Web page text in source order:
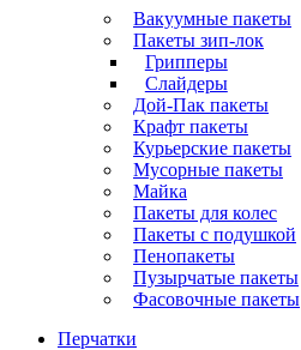
Вакуумные пакеты
Пакеты зип-лок
Грипперы
Слайдеры
Дой-Пак пакеты
Крафт пакеты
Курьерские пакеты
Мусорные пакеты
Майка
Пакеты для колес
Пакеты с подушкой
Пенопакеты
Пузырчатые пакеты
Фасовочные пакеты
Перчатки